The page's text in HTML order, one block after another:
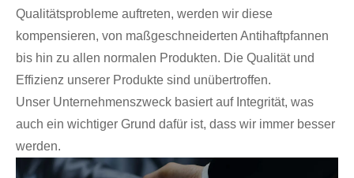
Qualitätsprobleme auftreten, werden wir diese
kompensieren, von maßgeschneiderten Antihaftpfannen
bis hin zu allen normalen Produkten. Die Qualität und
Effizienz unserer Produkte sind unübertroffen.
Unser Unternehmenszweck basiert auf Integrität, was
auch ein wichtiger Grund dafür ist, dass wir immer besser
werden.